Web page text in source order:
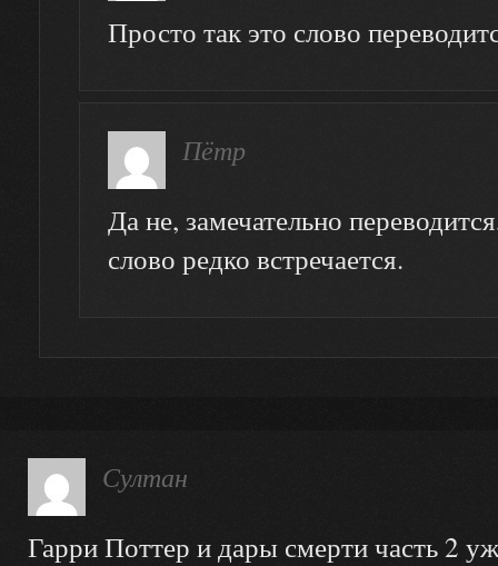
Просто так это слово
Пётр
Да не, замечательно
слово редко встречается.
Султан
Гарри Поттер и дары смерти часть 2